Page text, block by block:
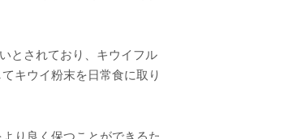
とされており、キウイフル
キウイ粉末を日常食に取り